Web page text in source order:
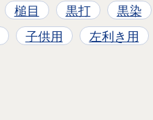
槌目 黒打 黒染
子供用 左利き用